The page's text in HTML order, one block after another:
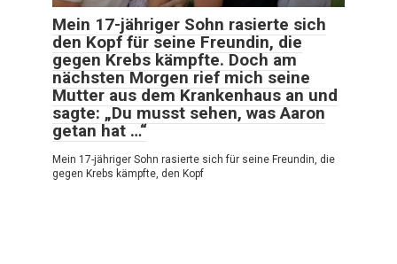
Mein 17-jähriger Sohn rasierte sich
den Kopf für seine Freundin, die
gegen Krebs kämpfte. Doch am
nächsten Morgen rief mich seine
Mutter aus dem Krankenhaus an und
sagte: „Du musst sehen, was Aaron
getan hat …“
Mein 17-jähriger Sohn rasierte sich für seine Freundin, die
gegen Krebs kämpfte, den Kopf